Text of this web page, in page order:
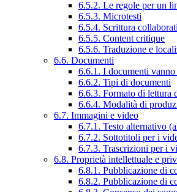
6.5.2. Le regole per un
6.5.3. Microtesti
6.5.4. Scrittura
6.5.5. Content critique
6.5.6. Traduzione e
6.6. Documenti
6.6.1. I documenti
6.6.2. Tipi di documenti
6.6.3. Formato di lettura
6.6.4. Modalità di
6.7. Immagini e video
6.7.1. Testo alternativo
6.7.2. Sottotitoli per i
6.7.3. Trascrizioni per i
6.8. Proprietà intellettuale e
6.8.1. Pubblicazione di
6.8.2. Pubblicazione di